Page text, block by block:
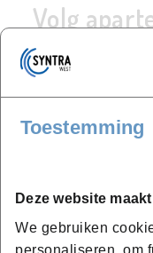
Toestemming
Deze website
We gebruiken
personaliseren, om
Volg
volledige
KMO-
hoogten tillen?
ondernemer is